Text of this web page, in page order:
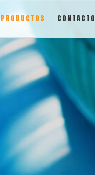
PRODUCTOS CONTACTO